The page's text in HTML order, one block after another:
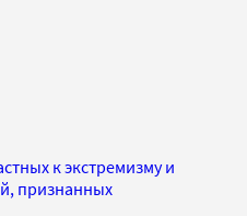
к экстремизму и
признанных